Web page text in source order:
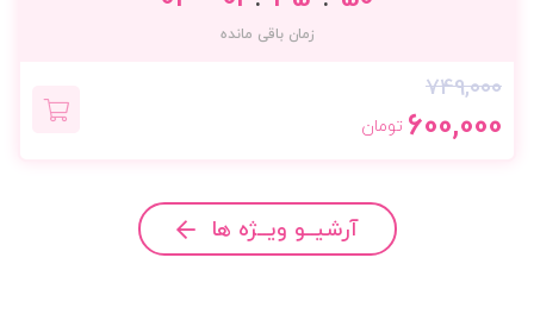
زمان باقی مانده
749,000
600,000 تومان
آرشیــو ویــژه ها